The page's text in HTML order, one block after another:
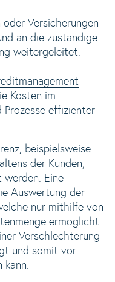
Versicherungen
an die zuständige
weitergeleitet.
Kosten im
Prozesse effizienter
beispielsweise
der Kunden,
werden. Eine
Auswertung der
nur mithilfe von
ermöglicht
Verschlechterung
und somit vor
kann.